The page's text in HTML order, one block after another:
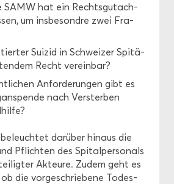
SAMW hat ein Rechts­gut­ach­
um ins­be­sond­re zwei Fra­
Sui­zid in Schwei­zer Spi­tä­
Recht ver­ein­bar?
An­for­de­run­gen gibt es
nach Verster­ben
dar­über hin­aus die
Pflich­ten des Spi­tal­per­so­nals
Ak­teu­re. Zudem geht es
die vor­ge­schrie­be­ne To­des­